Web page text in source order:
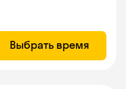
Выбрать время